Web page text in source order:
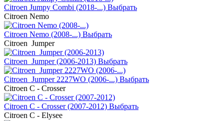
Citroen Jumpy Combi (2018-...) Выбрать
Citroen Nemo
Citroen Nemo (2008-...) Выбрать
Citroen Jumper
Citroen Jumper (2006-2013) Выбрать
Citroen Jumper 2227WO (2006-...) Выбрать
Citroen С - Crosser
Citroen С - Crosser (2007-2012) Выбрать
Citroen С - Elysee